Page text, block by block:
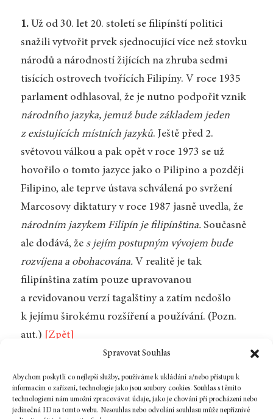
Spravovat Souhlas
Abychom poskytli co nejlepší služby, používáme k ukládání a/nebo přístupu k
informacím o zařízení, technologie jako jsou soubory cookies. Souhlas s těmito
technologiemi nám umožní zpracovávat údaje, jako je chování při procházení nebo
jedinečná ID na tomto webu. Nesouhlas nebo odvolání souhlasu může nepříznivě
1.Už od 30. let 20. století se filipínští politici
snažili vytvořit prvek sjednocující více než stovku
národů a národností žijících na zhruba sedmi
tisících ostrovech tvořících Filipíny. V roce 1935
parlament odhlasoval, že je nutno podpořit vznik
národního jazyka, jemuž bude základem jeden
z existujících místních jazyků. Ještě před 2.
světovou válkou a pak opět v roce 1973 se už
hovořilo o tomto jazyce jako o Pilipino a později
Filipino, ale teprve ústava schválená po svržení
Marcosovy diktatury v roce 1987 jasně uvedla, že
národním jazykem Filipín je filipínština.Současně
ale dodává, že s jejím postupným vývojem bude
rozvíjena a obohacována.V realitě je tak
filipínština zatím pouze upravovanou
a revidovanou verzí tagalštiny a zatím nedošlo
k jejímu širokému rozšíření a používání. (Pozn.
aut.)
[Zpět]
„Sloveso“. (Pozn. překl.)[Zpět]
3.„Florante a Laura“. (Pozn. překl.) [Zpět]